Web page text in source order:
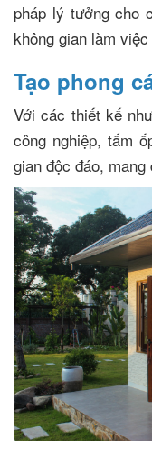
pháp lý tưởng cho
không gian làm
Tạo phong
Với các thiết kế
công nghiệp, tấm
gian độc đáo,